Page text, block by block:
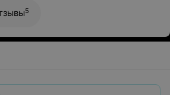
вполне профессиональный. Для
и полезных спа-процедур. В
туда попасть. А вообще,
дать совет: как Вы к людям -
5